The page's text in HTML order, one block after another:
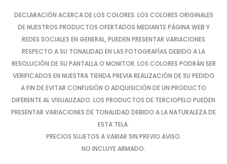
DECLARACIÓN ACERCA DE LOS COLORES. LOS COLORES ORIGINALES
DE NUESTROS PRODUCTOS OFERTADOS MEDIANTE PÁGINA WEB Y
REDES SOCIALES EN GENERAL, PUEDEN PRESENTAR VARIACIONES
RESPECTO A SU TONALIDAD EN LAS FOTOGRAFÍAS DEBIDO A LA
RESOLUCIÓN DE SU PANTALLA O MONITOR. LOS COLORES PODRÁN SER
VERIFICADOS EN NUESTRA TIENDA PREVIA REALIZACIÓN DE SU PEDIDO
A FIN DE EVITAR CONFUSIÓN O ADQUISICIÓN DE UN PRODUCTO
DIFERENTE AL VISUALIZADO. LOS PRODUCTOS DE TERCIOPELO PUEDEN
PRESENTAR VARIACIONES DE TONALIDAD DEBIDO A LA NATURALEZA DE
ESTA TELA.
PRECIOS SUJETOS A VARIAR SIN PREVIO AVISO.
NO INCLUYE ARMADO.